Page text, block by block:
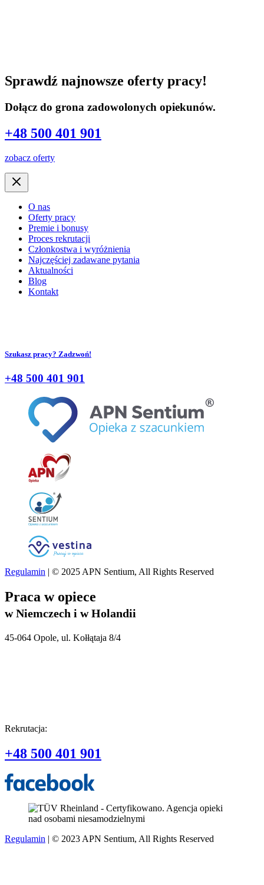
Sprawdź najnowsze oferty pracy!
Dołącz do grona zadowolonych opiekunów.
+48 500 401 901
zobacz oferty
O nas
Oferty pracy
Premie i bonusy
Proces rekrutacji
Członkostwa i wyróżnienia
Najczęściej zadawane pytania
Aktualności
Blog
Kontakt
Szukasz pracy? Zadzwoń!
+48 500 401 901
Regulamin | © 2025 APN Sentium, All Rights Reserved
Praca w opiece
w Niemczech i w Holandii
45-064 Opole, ul. Kołłątaja 8/4
Rekrutacja:
+48 500 401 901
Regulamin | © 2023 APN Sentium, All Rights Reserved